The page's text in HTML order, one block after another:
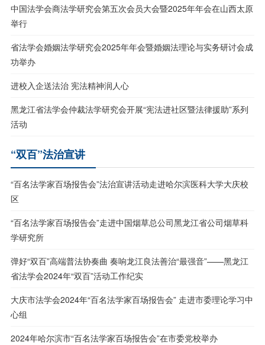
中国法学会商法学研究会第五次会员大会暨2025年年会在山西太原
举行
省法学会婚姻法学研究会2025年年会暨婚姻法理论与实务研讨会成
功举办
进校入企送法治 宪法精神润人心
黑龙江省法学会仲裁法学研究会开展“宪法进社区暨法律援助”系列
活动
“双百”法治宣讲
“百名法学家百场报告会”法治宣讲活动走进哈尔滨医科大学大庆校
区
“百名法学家百场报告会”走进中国烟草总公司黑龙江省公司烟草科
学研究所
弹好“双百”高端普法协奏曲 奏响龙江良法善治“最强音”——黑龙江
省法学会2024年“双百”活动工作纪实
大庆市法学会2024年“百名法学家百场报告会” 走进市委理论学习中
心组
2024年哈尔滨市“百名法学家百场报告会”在市委党校举办